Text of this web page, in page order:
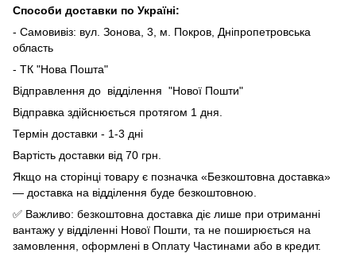
Способи доставки по Україні:
- Самовивіз: вул. Зонова, 3, м. Покров, Дніпропетровська
область
- ТК "Нова Пошта"
Відправлення до відділення "Нової Пошти"
Відправка здійснюється протягом 1 дня.
Термін доставки - 1-3 дні
Вартість доставки від 70 грн.
Якщо на сторінці товару є позначка «Безкоштовна доставка»
— доставка на відділення буде безкоштовною.
✅ Важливо: безкоштовна доставка діє лише при отриманні
вантажу у відділенні Нової Пошти, та не поширюється на
замовлення, оформлені в Оплату Частинами або в кредит.